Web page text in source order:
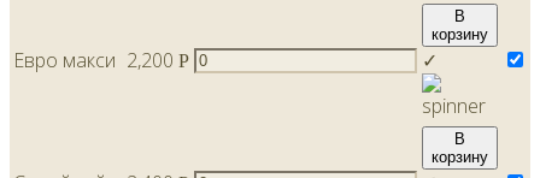
Евро макси 2,200 Р
В
корзину
✓
В
корзину